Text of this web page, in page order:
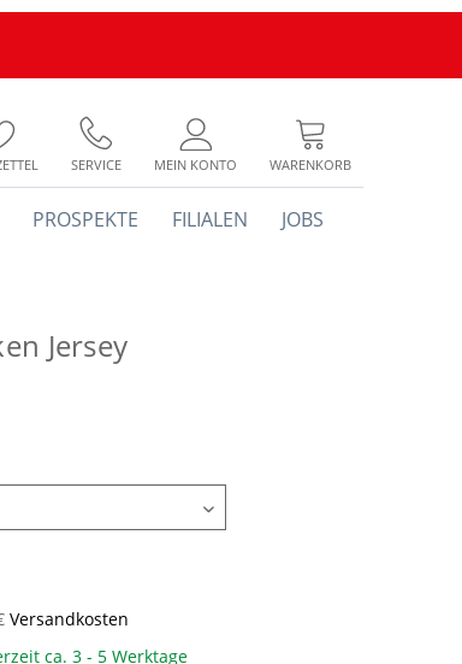
SERVICE MEIN KONTO WARENKORB
PROSPEKTE FILIALEN JOBS
Jersey
Versandkosten
ca. 3 - 5 Werktage